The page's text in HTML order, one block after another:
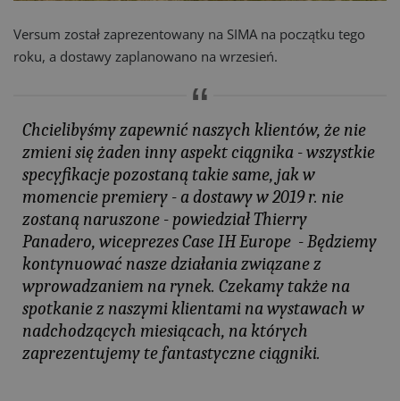
Versum został zaprezentowany na SIMA na początku tego
roku, a dostawy zaplanowano na wrzesień.
Chcielibyśmy zapewnić naszych klientów, że nie
zmieni się żaden inny aspekt ciągnika - wszystkie
specyfikacje pozostaną takie same, jak w
momencie premiery - a dostawy w 2019 r. nie
zostaną naruszone - powiedział Thierry
Panadero, wiceprezes Case IH Europe - Będziemy
kontynuować nasze działania związane z
wprowadzaniem na rynek. Czekamy także na
spotkanie z naszymi klientami na wystawach w
nadchodzących miesiącach, na których
zaprezentujemy te fantastyczne ciągniki.